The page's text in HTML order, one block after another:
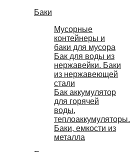
Баки
Мусорные
контейнеры и
баки для мусора
Бак для воды из
нержавейки. Баки
из нержавеющей
стали
Бак аккумулятор
для горячей
воды,
теплоаккумуляторы.
Баки, емкости из
металла